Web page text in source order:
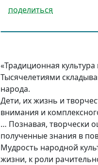
поделиться
«Традиционная
Тысячелетиями
народа.
Дети, их жизнь и
внимания и
… Познавая, творчески
полученные знания в
Мудрость народной
жизни, к роли